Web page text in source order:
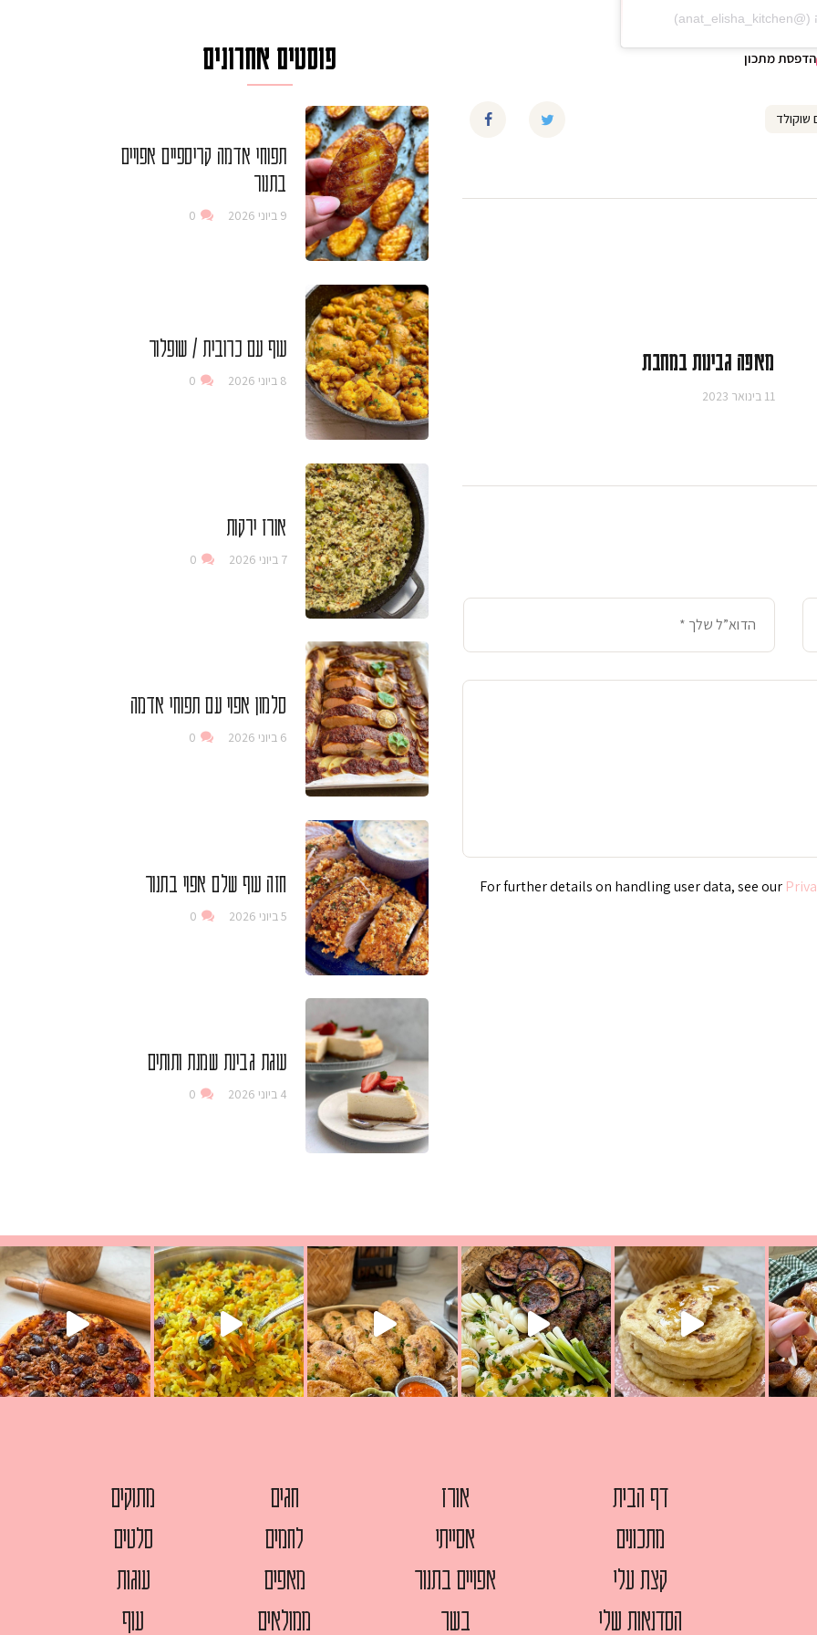
הדפסת מתכון
שוקולד
מאפה גבינות במחבת
11 בינואר 2023
פוסטים אחרונים
תפוחי אדמה קריספיים אפויים
בתנור
9 ביוני 2026 0
עוף עם כרובית / שופלור
8 ביוני 2026 0
אורז ירקות
7 ביוני 2026 0
סלמון אפוי עם תפוחי אדמה
6 ביוני 2026 0
חזה עוף שלם אפוי בתנור
5 ביוני 2026 0
עוגת גבינת שמנת ותותים
4 ביוני 2026 0
מעול
לאכול משהו אז מה בשבילכם? בפ
פסטל טוניסאי לתשעת הימים, חשבתי מה לחדש לכם ונראה
אורז יצירתי לתשעת הימים ולכבוד שבת קודשלמתכון
פיצה של תשעת הימים ולמה היא נקראת ככה? ההסבר בסרטו
דף הבית
מתכונים
קצת עלי
הסדנאות שלי
אורז
אסייתי
אפויים בתנור
בשר
חגים
לחמים
מאפים
ממולאים
מתוקים
סלטים
עוגות
עוף